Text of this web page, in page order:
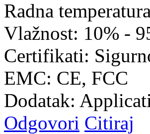
Radna
Vlažnost: 10% -
Certifikati:
EMC: CE, FCC
Dodatak:
Odgovori Citiraj